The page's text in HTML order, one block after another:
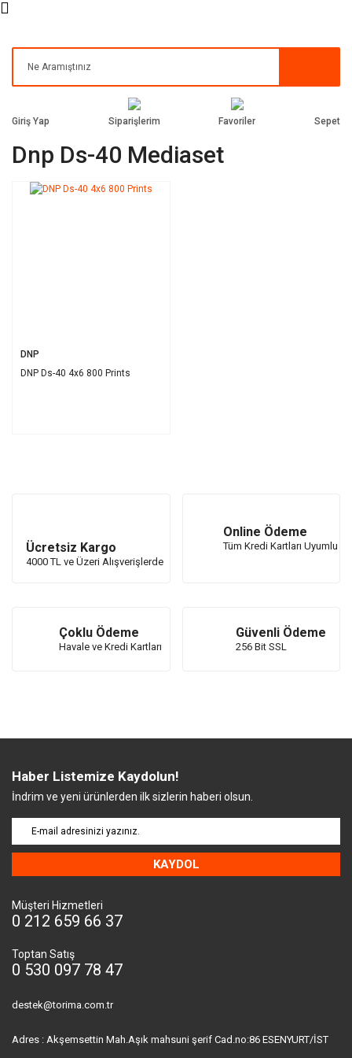
Giriş Yap Siparişlerim Favoriler Sepet
Dnp Ds-40 Mediaset
DNP
DNP Ds-40 4x6 800 Prints
Ücretsiz Kargo
4000 TL ve Üzeri Alışverişlerde
Online Ödeme
Tüm Kredi Kartları Uyumlu
Çoklu Ödeme
Havale ve Kredi Kartları
Güvenli Ödeme
256 Bit SSL
Haber Listemize Kaydolun!
İndrim ve yeni ürünlerden ilk sizlerin haberi olsun.
KAYDOL
Müşteri Hizmetleri
0 212 659 66 37
Toptan Satış
0 530 097 78 47
destek@torima.com.tr
Adres : Akşemsettin Mah.Aşık mahsuni şerif Cad.no:86 ESENYURT/İST